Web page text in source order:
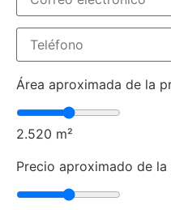
Área aproximada de la
2.520 m²
Precio aproximado de